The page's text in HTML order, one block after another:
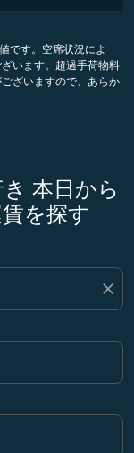
です。空席状況によ
います。超過手荷物料
ざいますので、あらか
本日から
を探す
close